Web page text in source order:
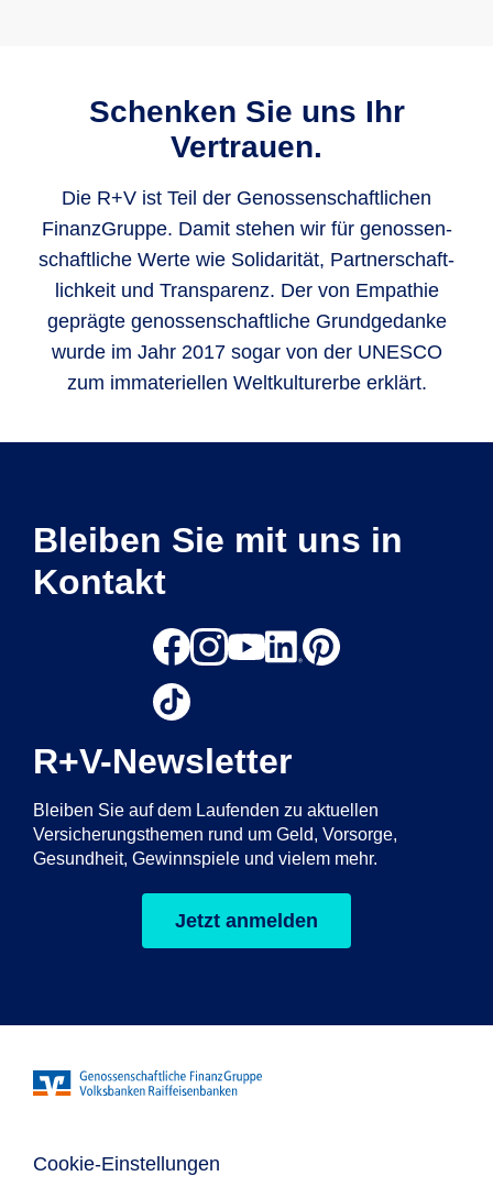
Schenken Sie uns Ihr
Vertrauen.
Die R+V ist Teil der Genos­sen­schaft­lichen
Finanz­Gruppe. Damit stehen wir für genos­sen­
schaft­liche Werte wie Soli­darität, Part­ner­schaft­
lich­keit und Trans­parenz. Der von Empathie
geprägte genos­sen­schaft­liche Grund­gedanke
wurde im Jahr 2017 sogar von der UNESCO
zum imma­teri­ellen Welt­kultur­erbe erklärt.
Bleiben Sie mit uns in
Kontakt
R+V-Newsletter
Bleiben Sie auf dem Laufenden zu aktuellen
Versicherungsthemen rund um Geld, Vorsorge,
Gesundheit, Gewinnspiele und vielem mehr.
Jetzt anmelden
Cookie-Einstellungen